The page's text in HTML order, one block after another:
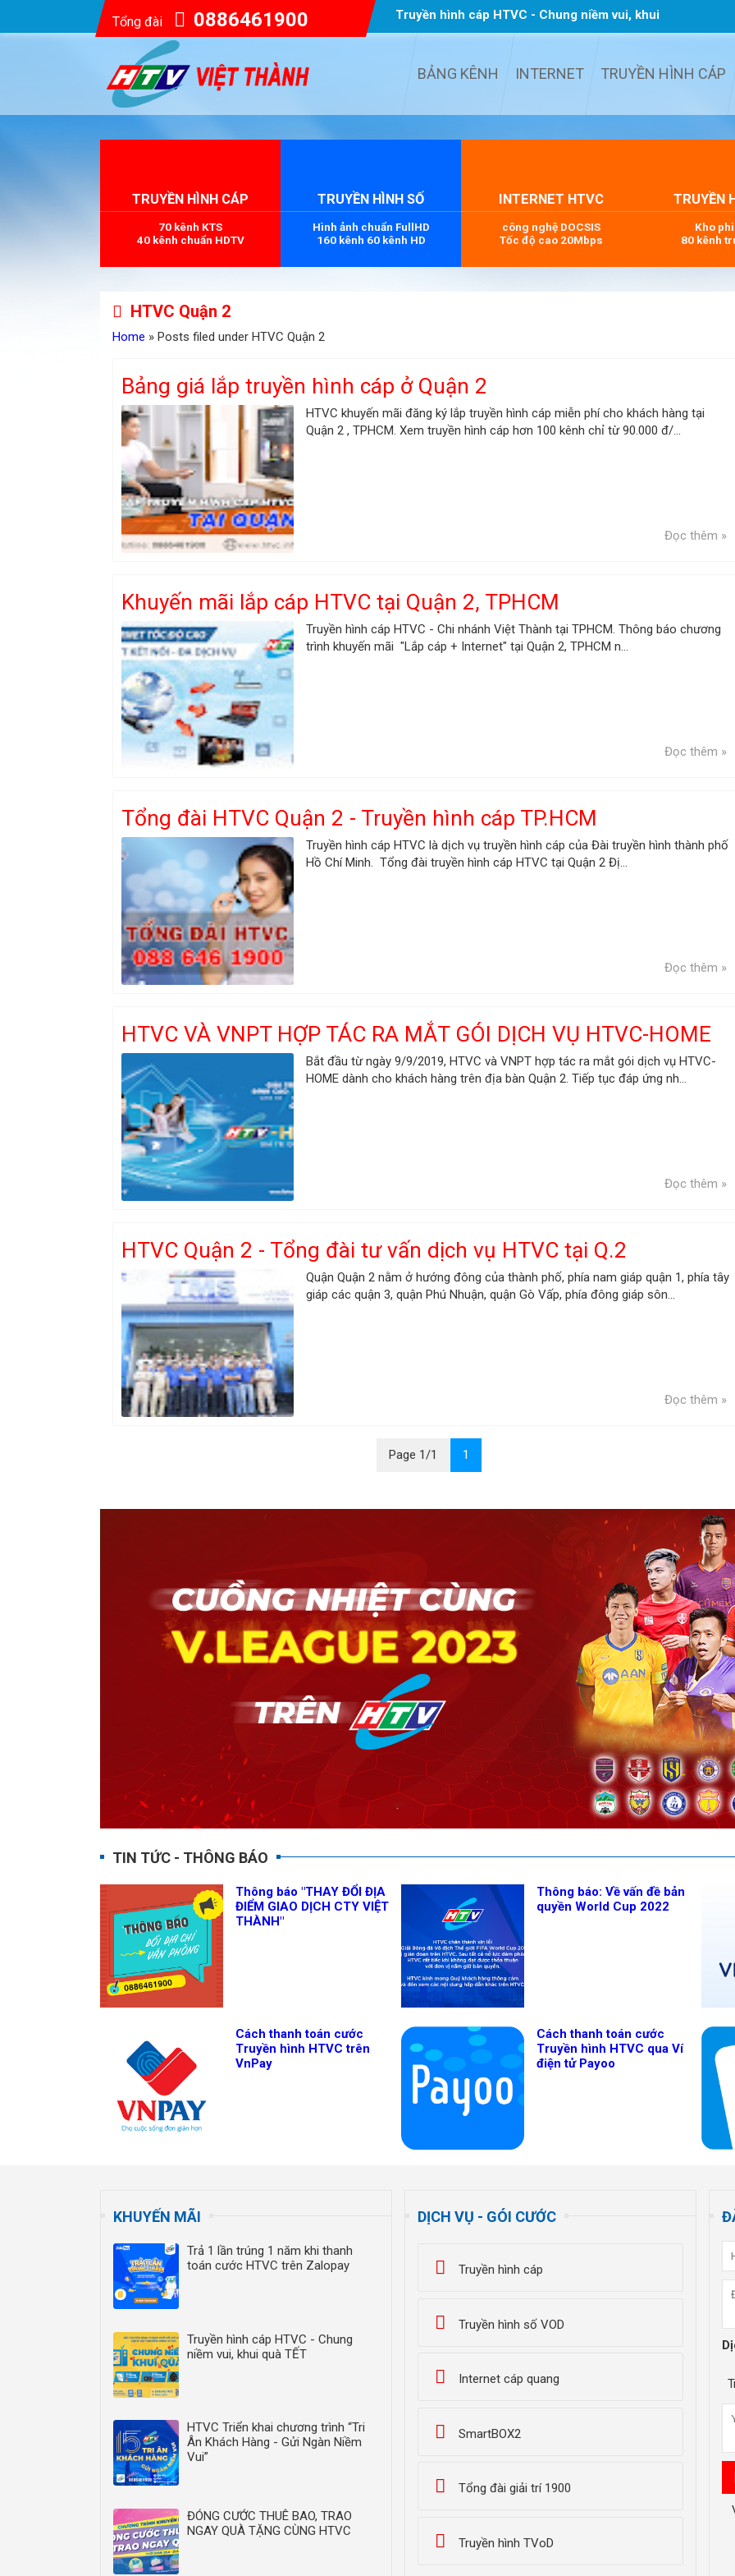
Tổng đài 0886461900 Truyền hình cáp HTVC - Chung niềm vui, khui
BẢNG KÊNH INTERNET TRUYỀN HÌNH CÁP
TRUYỀN HÌNH CÁP
70 kênh KTS
40 kênh chuẩn HDTV
TRUYỀN HÌNH SỐ
Hình ảnh chuẩn FullHD
160 kênh 60 kênh HD
INTERNET HTVC
công nghệ DOCSIS
Tốc độ cao 20Mbps
TRUYỀN
Kho
80 kênh
HTVC Quận 2
Home » Posts filed under HTVC Quận 2
Bảng giá lắp truyền hình cáp ở Quận 2
HTVC khuyến mãi đăng ký lắp truyền hình cáp miễn phí cho khách hàng tại
Quận 2 , TPHCM. Xem truyền hình cáp hơn 100 kênh chỉ từ 90.000 đ/...
Đọc thêm »
Khuyến mãi lắp cáp HTVC tại Quận 2, TPHCM
Truyền hình cáp HTVC - Chi nhánh Việt Thành tại TPHCM. Thông báo chương
trình khuyến mãi "Lắp cáp + Internet" tại Quận 2, TPHCM n...
Đọc thêm »
Tổng đài HTVC Quận 2 - Truyền hình cáp TP.HCM
Truyền hình cáp HTVC là dịch vụ truyền hình cáp của Đài truyền hình thành phố
Hồ Chí Minh. Tổng đài truyền hình cáp HTVC tại Quận 2 Đị...
Đọc thêm »
HTVC VÀ VNPT HỢP TÁC RA MẮT GÓI DỊCH VỤ HTVC-HOME
Bắt đầu từ ngày 9/9/2019, HTVC và VNPT hợp tác ra mắt gói dịch vụ HTVC-
HOME dành cho khách hàng trên địa bàn Quận 2. Tiếp tục đáp ứng nh...
Đọc thêm »
HTVC Quận 2 - Tổng đài tư vấn dịch vụ HTVC tại Q.2
Quận Quận 2 nằm ở hướng đông của thành phố, phía nam giáp quận 1, phía tây
giáp các quận 3, quận Phú Nhuận, quận Gò Vấp, phía đông giáp sôn...
Đọc thêm »
Page 1/1 1
TIN TỨC - THÔNG BÁO
Thông báo "THAY ĐỔI ĐỊA
ĐIỂM GIAO DỊCH CTY VIỆT
THÀNH"
Thông báo: Về vấn đề bản
quyền World Cup 2022
Cách thanh toán cước
Truyền hình HTVC trên
VnPay
Cách thanh toán cước
Truyền hình HTVC qua Ví
điện tử Payoo
KHUYẾN MÃI
Trả 1 lần trúng 1 năm khi thanh
toán cước HTVC trên Zalopay
Truyền hình cáp HTVC - Chung
niềm vui, khui quà TẾT
HTVC Triển khai chương trình “Tri
Ân Khách Hàng - Gửi Ngàn Niềm
Vui”
ĐÓNG CƯỚC THUÊ BAO, TRAO
NGAY QUÀ TẶNG CÙNG HTVC
DỊCH VỤ - GÓI CƯỚC
Truyền hình cáp
Truyền hình số VOD
Internet cáp quang
SmartBOX2
Tổng đài giải trí 1900
Truyền hình TVoD